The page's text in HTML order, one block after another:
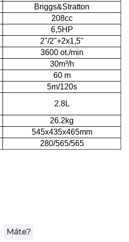
Briggs&Stratton
208cc
6,5HP
2"/2"+2x1,5"
3600 ot./min
30m³/h
60 m
5m/120s
2.8L
26.2kg
545x435x465mm
280/565/565
Máte?